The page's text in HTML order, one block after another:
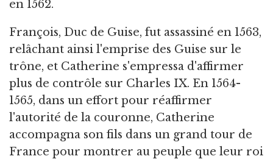
en 1562.
François, Duc de Guise, fut assassiné en 1563,
relâchant ainsi l'emprise des Guise sur le
trône, et Catherine s'empressa d'affirmer
plus de contrôle sur Charles IX. En 1564-
1565, dans un effort pour réaffirmer
l'autorité de la couronne, Catherine
accompagna son fils dans un grand tour de
France pour montrer au peuple que leur roi